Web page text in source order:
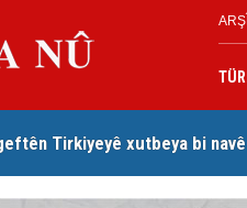
Tirkiyeyê xutbeya bi
Hacî Mehmûd: Ji bo